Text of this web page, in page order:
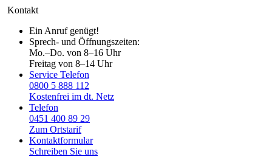
Kontakt
Ein Anruf genügt!
Sprech- und Öffnungszeiten:
Mo.–Do. von 8–16 Uhr
Freitag von 8–14 Uhr
Service Telefon
0800 5 888 112
Kostenfrei im dt. Netz
Telefon
0451 400 89 29
Zum Ortstarif
Kontaktformular
Schreiben Sie uns